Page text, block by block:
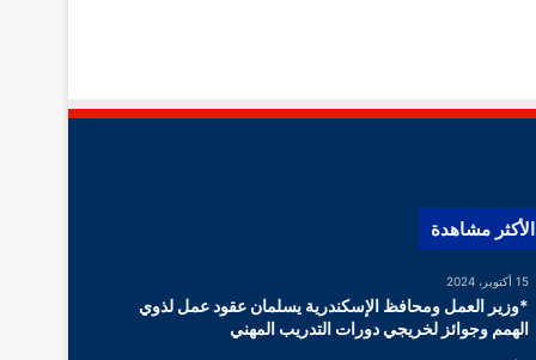
الأكثر مشاهدة
15 أكتوبر، 2024
*وزير العمل ومحافظ الإسكندرية يسلمان عقود عمل لذوي
الهمم وجوائز لخريجي دورات التدريب المهني